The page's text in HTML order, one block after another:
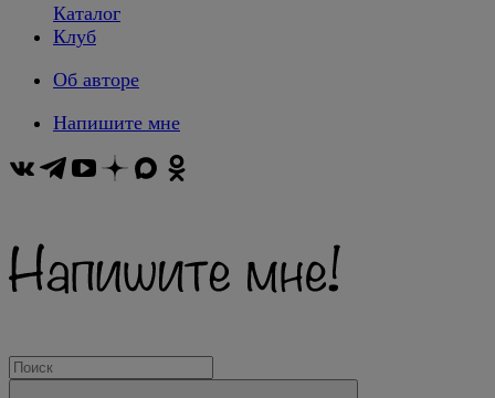
Каталог
Клуб
Об авторе
Напишите мне